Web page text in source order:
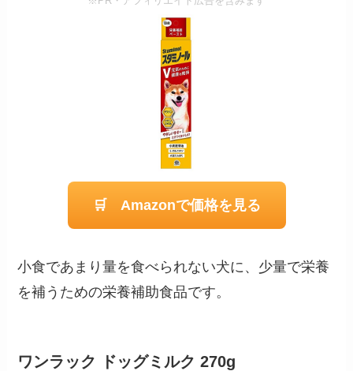
🛒 Amazonで価格を見る
小食であまり量を食べられない犬に、少量で栄養
を補うための栄養補助食品です。
ワンラック ドッグミルク 270g